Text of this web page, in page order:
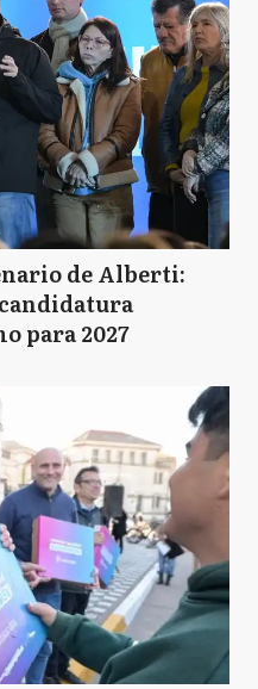
de Alberti:
para 2027